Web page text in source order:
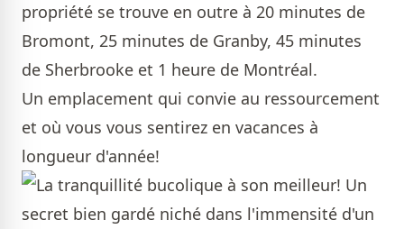
propriété se trouve en outre à 20 minutes de
Bromont, 25 minutes de Granby, 45 minutes
de Sherbrooke et 1 heure de Montréal.
Un emplacement qui convie au ressourcement
et où vous vous sentirez en vacances à
longueur d'année!